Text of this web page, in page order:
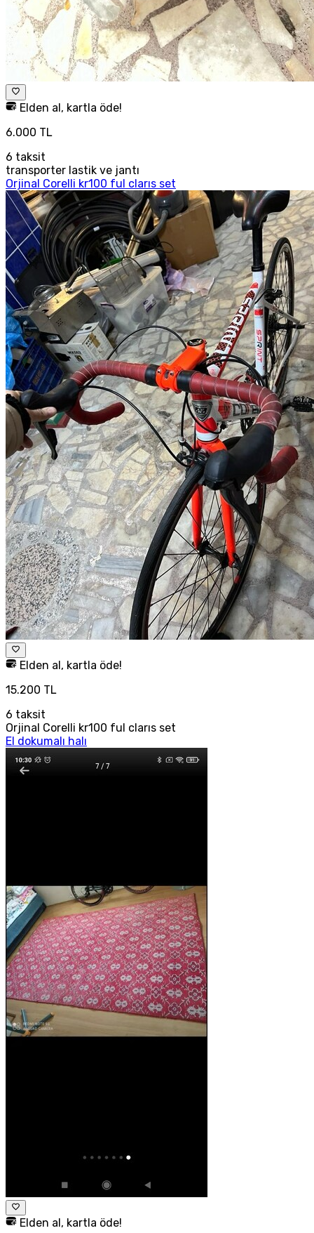
Elden al, kartla öde!
6.000 TL
6 taksit
transporter lastik ve jantı
Orjinal Corelli kr100 ful clarıs set
Elden al, kartla öde!
15.200 TL
6 taksit
Orjinal Corelli kr100 ful clarıs set
El dokumalı halı
Elden al, kartla öde!